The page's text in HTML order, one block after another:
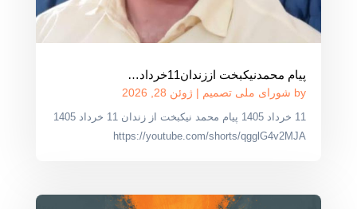
پیام محمدنیکبخت اززندان11خرداد…
by شورای ملی تصمیم | ژوئن 28, 2026
11 خرداد 1405 پیام محمد نیکبخت از زندان 11 خرداد 1405
https://youtube.com/shorts/qgglG4v2MJA